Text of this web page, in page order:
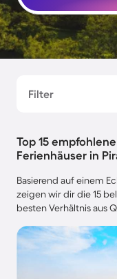
Filter
Top 15
Ferienhäuser in
Basierend auf einem
zeigen wir dir die 15
besten Verhältnis aus